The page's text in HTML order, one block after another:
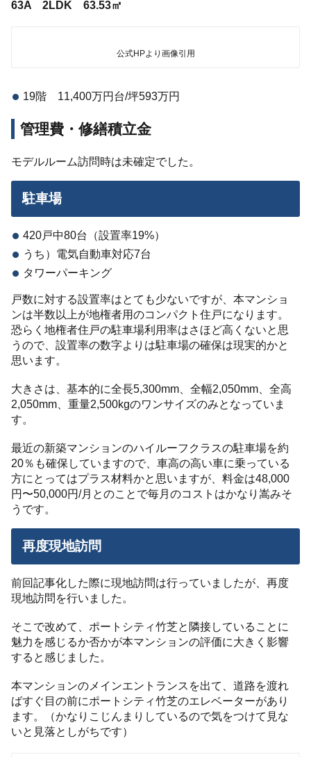
63A 2LDK 63.53㎡
公式HPより画像引用
19階 11,400万円台/坪593万円
管理費・修繕積立金
モデルルーム訪問時は未確定でした。
駐車場
420戸中80台（設置率19%）
うち）電気自動車対応7台
タワーパーキング
戸数に対する設置率はとても少ないですが、本マンショ
ンは半数以上が地権者用のコンパクト住戸になります。
恐らく地権者住戸の駐車場利用率はさほど高くないと思
うので、設置率の数字よりは駐車場の確保は現実的かと
思います。
大きさは、基本的に全長5,300mm、全幅2,050mm、全高
2,050mm、重量2,500kgのワンサイズのみとなっていま
す。
最近の新築マンションのハイルーフクラスの駐車場を約
20％も確保していますので、車高の高い車に乗っている
方にとってはプラス材料かと思いますが、料金は48,000
円〜50,000円/月とのことで毎月のコストはかなり嵩みそ
うです。
再度現地訪問
前回記事化した際に現地訪問は行っていましたが、再度
現地訪問を行いました。
そこで改めて、ポートシティ竹芝と隣接していることに
魅力を感じるか否かが本マンションの評価に大きく影響
すると感じました。
本マンションのメインエントランスを出て、道路を渡れ
ばすぐ目の前にポートシティ竹芝のエレベーターがあり
ます。（かなりこじんまりしているので気をつけて見な
いと見落としがちです）